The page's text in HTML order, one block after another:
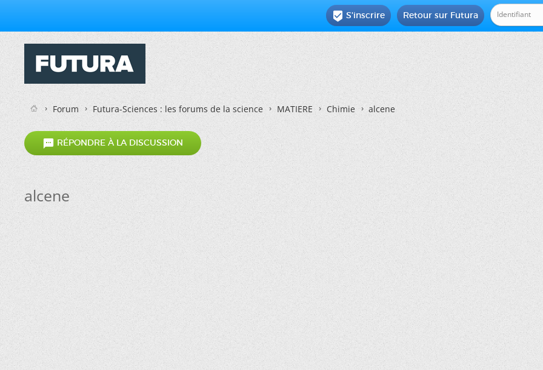
Retour sur Futura
 S'inscrire
Forum Futura-Sciences : les forums de la science MATIERE Chimie alcene
 RÉPONDRE À LA DISCUSSION
alcene